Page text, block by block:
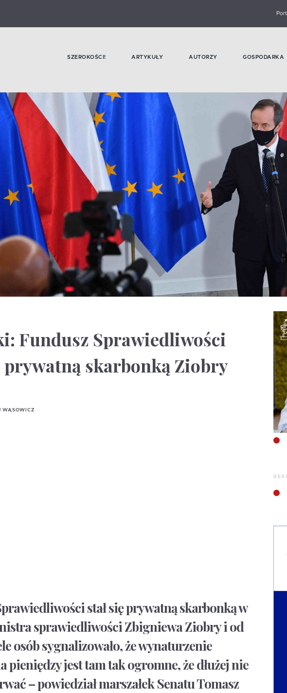
SZEROKOŚCI! ARTYKUŁY AUTORZY GOSPODARKA
Fundusz Sprawiedliwości
prywatną skarbonką Ziobry
WĄSOWICZ
stał się prywatną skarbonką w
sprawiedliwości Zbigniewa Ziobry i od
osób sygnalizowało, że wynaturzenie
pieniędzy jest tam tak ogromne, że dłużej nie
– powiedział marszałek Senatu Tomasz